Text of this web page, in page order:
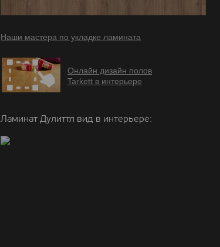
Наши мастера по укладке ламината
Онлайн дизайн полов
Tarkett в интерьере
Ламинат Дулиттл вид в интерьере: